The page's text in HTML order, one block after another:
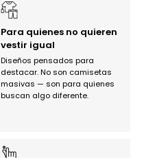
Para quienes no quieren
vestir igual
Diseños pensados para
destacar. No son camisetas
masivas — son para quienes
buscan algo diferente.